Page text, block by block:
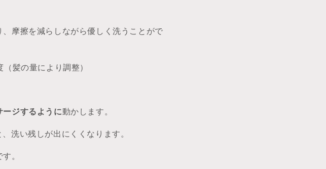
摩擦を減らしながら優しく洗うことがで
髪の量により調整）
ージするように動かします。
洗い残しが出にくくなります。
。